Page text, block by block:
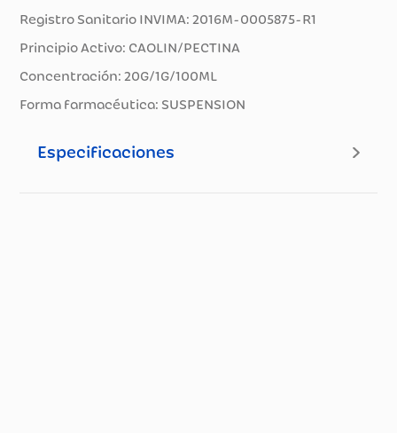
Registro Sanitario INVIMA: 2016M-0005875-R1
Principio Activo: CAOLIN/PECTINA
Concentración: 20G/1G/100ML
Forma farmacéutica: SUSPENSION
Especificaciones